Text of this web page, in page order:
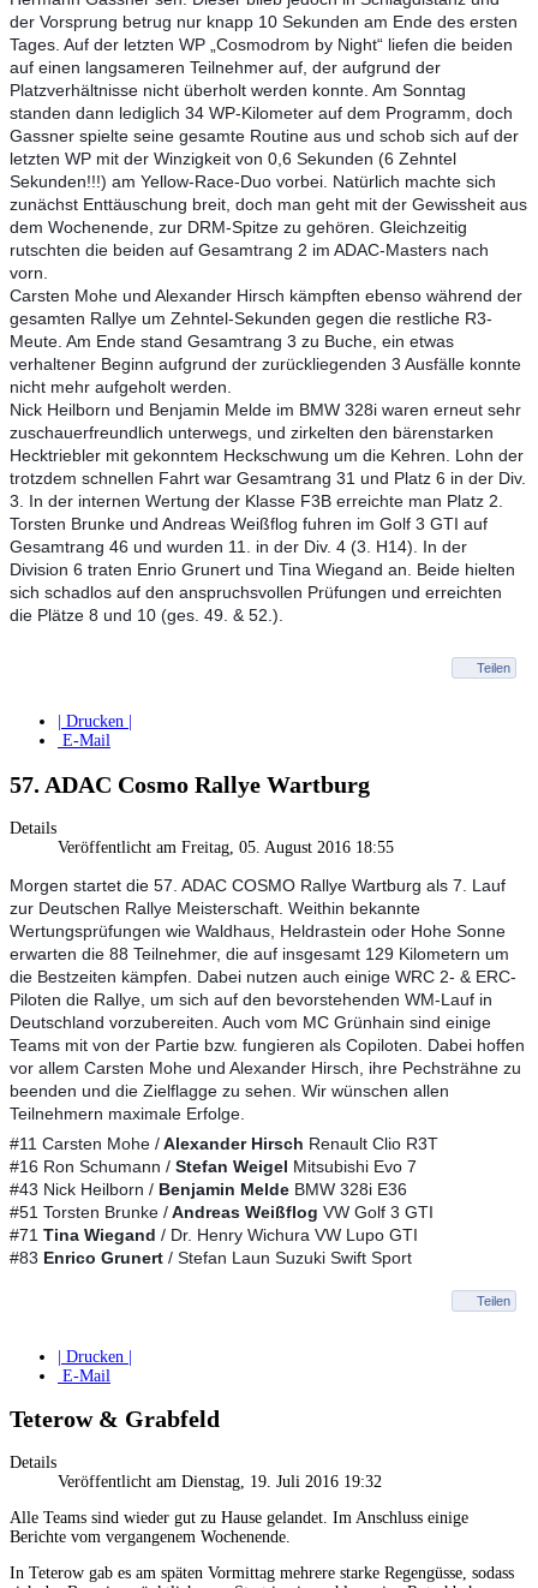
der Vorsprung betrug nur knapp 10 Sekunden am Ende des ersten
Tages. Auf der letzten WP „Cosmodrom by Night“ liefen die beiden
auf einen langsameren Teilnehmer auf, der aufgrund der
Platzverhältnisse nicht überholt werden konnte. Am Sonntag
standen dann lediglich 34 WP-Kilometer auf dem Programm, doch
Gassner spielte seine gesamte Routine aus und schob sich auf der
letzten WP mit der Winzigkeit von 0,6 Sekunden (6 Zehntel
Sekunden!!!) am Yellow-Race-Duo vorbei. Natürlich machte sich
zunächst Enttäuschung breit, doch man geht mit der Gewissheit aus
dem Wochenende, zur DRM-Spitze zu gehören. Gleichzeitig
rutschten die beiden auf Gesamtrang 2 im ADAC-Masters nach
vorn.
Carsten Mohe und Alexander Hirsch kämpften ebenso während der
gesamten Rallye um Zehntel-Sekunden gegen die restliche R3-
Meute. Am Ende stand Gesamtrang 3 zu Buche, ein etwas
verhaltener Beginn aufgrund der zurückliegenden 3 Ausfälle konnte
nicht mehr aufgeholt werden.
Nick Heilborn und Benjamin Melde im BMW 328i waren erneut sehr
zuschauerfreundlich unterwegs, und zirkelten den bärenstarken
Hecktriebler mit gekonntem Heckschwung um die Kehren. Lohn der
trotzdem schnellen Fahrt war Gesamtrang 31 und Platz 6 in der Div.
3. In der internen Wertung der Klasse F3B erreichte man Platz 2.
Torsten Brunke und Andreas Weißflog fuhren im Golf 3 GTI auf
Gesamtrang 46 und wurden 11. in der Div. 4 (3. H14). In der
Division 6 traten Enrio Grunert und Tina Wiegand an. Beide hielten
sich schadlos auf den anspruchsvollen Prüfungen und erreichten
die Plätze 8 und 10 (ges. 49. & 52.).
Teilen
| Drucken |
E-Mail
57. ADAC Cosmo Rallye Wartburg
Details
Veröffentlicht am Freitag, 05. August 2016 18:55
Morgen startet die 57. ADAC COSMO Rallye Wartburg als 7. Lauf
zur Deutschen Rallye Meisterschaft. Weithin bekannte
Wertungsprüfungen wie Waldhaus, Heldrastein oder Hohe Sonne
erwarten die 88 Teilnehmer, die auf insgesamt 129 Kilometern um
die Bestzeiten kämpfen. Dabei nutzen auch einige WRC 2- & ERC-
Piloten die Rallye, um sich auf den bevorstehenden WM-Lauf in
Deutschland vorzubereiten. Auch vom MC Grünhain sind einige
Teams mit von der Partie bzw. fungieren als Copiloten. Dabei hoffen
vor allem Carsten Mohe und Alexander Hirsch, ihre Pechsträhne zu
beenden und die Zielflagge zu sehen. Wir wünschen allen
Teilnehmern maximale Erfolge.
#11 Carsten Mohe /Alexander Hirsch Renault Clio R3T
#16 Ron Schumann / Stefan Weigel Mitsubishi Evo 7
#43 Nick Heilborn / Benjamin Melde BMW 328i E36
#51 Torsten Brunke /Andreas Weißflog VW Golf 3 GTI
#71 Tina Wiegand / Dr. Henry Wichura VW Lupo GTI
#83 Enrico Grunert / Stefan Laun Suzuki Swift Sport
Teilen
| Drucken |
E-Mail
Teterow & Grabfeld
Details
Veröffentlicht am Dienstag, 19. Juli 2016 19:32
Alle Teams sind wieder gut zu Hause gelandet. Im Anschluss einige
Berichte vom vergangenem Wochenende.
In Teterow gab es am späten Vormittag mehrere starke Regengüsse, sodass